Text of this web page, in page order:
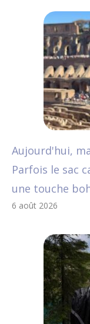
Aujourd'hui,
Parfois le sac
une touche
6 août 2026